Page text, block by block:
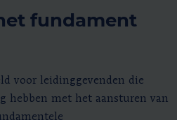
fundament
voor leidinggevenden die
hebben met het aansturen van